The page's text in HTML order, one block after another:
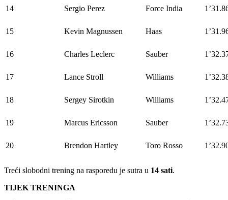
14 Sergio Perez Force India
15 Kevin Magnussen Haas
16 Charles Leclerc Sauber
17 Lance Stroll Williams
18 Sergey Sirotkin Williams
19 Marcus Ericsson Sauber
20 Brendon Hartley Toro Rosso
Treći slobodni trening na rasporedu je sutra u 14 sati.
TIJEK TRENINGA